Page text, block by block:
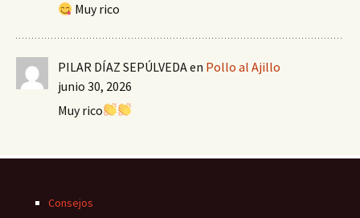
Muy rico
PILAR DÍAZ SEPÚLVEDAen Pollo al Ajillo
junio 30, 2026
Muy rico
Consejos